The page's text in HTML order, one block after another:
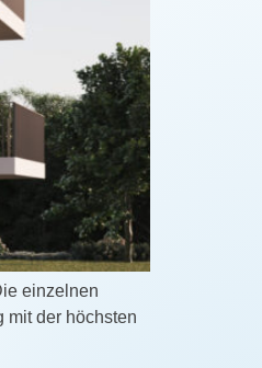
einzelnen
mit der höchsten